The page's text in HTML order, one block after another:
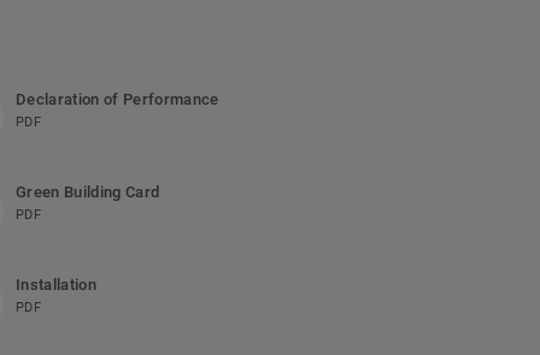
Declaration of Performance
PDF
Green Building Card
PDF
Installation
PDF